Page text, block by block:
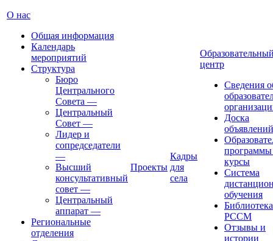
О нас
Общая информация
Календарь
мероприятий
Структура
Бюро
Центрального
Совета —
Центральный
Совет —
Лидер и
сопредседатели
—
Высший
консультативный
совет —
Центральный
аппарат —
Региональные
отделения
Проекты
Кадры
для
села
центр
Сведения
Доска
объявлений
курсы
Система
обучения
Библиотека
РССМ
Отзывы и
истории